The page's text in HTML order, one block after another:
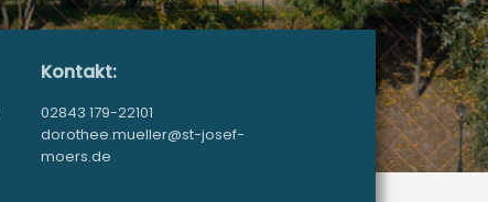
Kontakt:
02843 179-22101
dorothee.mueller@st-josef-
moers.de